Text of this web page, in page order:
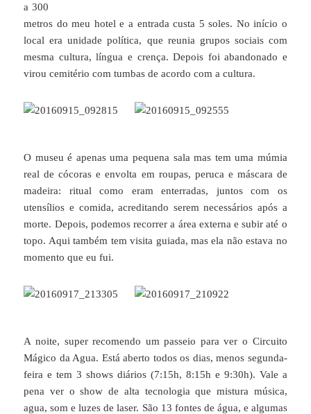
a 300
metros do meu hotel e a entrada custa 5 soles. No início o
local era unidade política, que reunia grupos sociais com
mesma cultura, língua e crença. Depois foi abandonado e
virou cemitério com tumbas de acordo com a cultura.
O museu é apenas uma pequena sala mas tem uma múmia
real de cócoras e envolta em roupas, peruca e máscara de
madeira: ritual como eram enterradas, juntos com os
utensílios e comida, acreditando serem necessários após a
morte. Depois, podemos recorrer a área externa e subir até o
topo. Aqui também tem visita guiada, mas ela não estava no
momento que eu fui.
A noite, super recomendo um passeio para ver o Circuito
Mágico da Agua. Está aberto todos os dias, menos segunda-
feira e tem 3 shows diários (7:15h, 8:15h e 9:30h). Vale a
pena ver o show de alta tecnologia que mistura música,
agua, som e luzes de laser. São 13 fontes de água, e algumas